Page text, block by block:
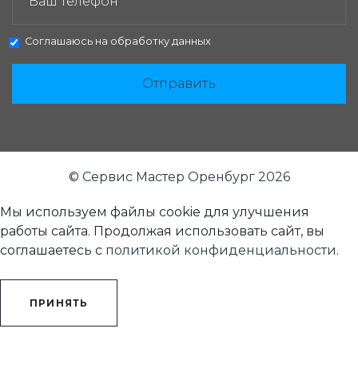
Соглашаюсь на обработку данных
Отправить
© Сервис Мастер Оренбург 2026
Мы используем файлы cookie для улучшения
работы сайта. Продолжая использовать сайт, вы
соглашаетесь с политикой конфиденциальности.
ПРИНЯТЬ